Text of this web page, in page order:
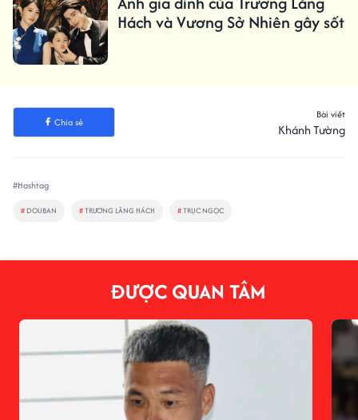
Hách và Vương Sở Nhiên gây sốt
Chia sẻ
Bài viết
Khánh Tường
#Hashtag
# DOUBAN #TRƯƠNG LĂNG HÁCH #TRỤC NGỌC
ĐƯỢC QUAN TÂM